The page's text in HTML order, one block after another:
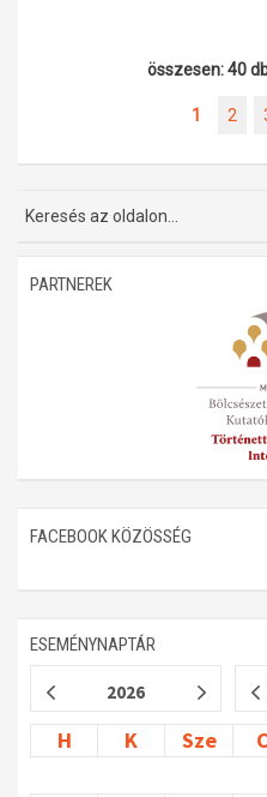
összesen: 40
1 2
PARTNEREK
FACEBOOK KÖZÖSSÉG
ESEMÉNYNAPTÁR
2026
H K Sze